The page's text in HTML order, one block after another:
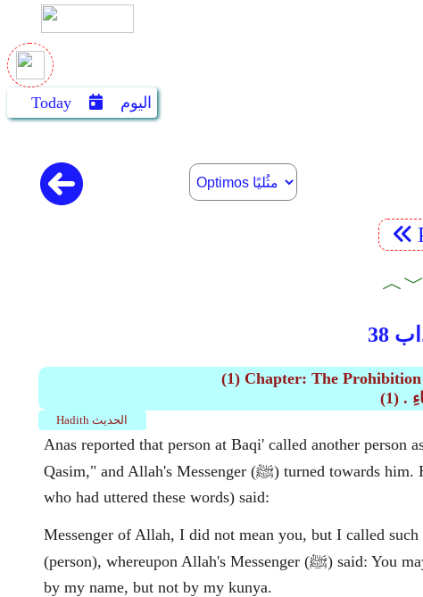
Today اليوم
(1) Chapter: The
‏.‏
Hadith الحديث
Anas reported that person at Baqi' called another person
Qasim," and Allah's Messenger (ﷺ) turned towards him. He (the person
who had uttered these words) said:
Messenger of Allah, I did not mean you, but I called such
(person), whereupon Allah's Messenger (ﷺ) said: You may call yourself
by my name, but not by my kunya.